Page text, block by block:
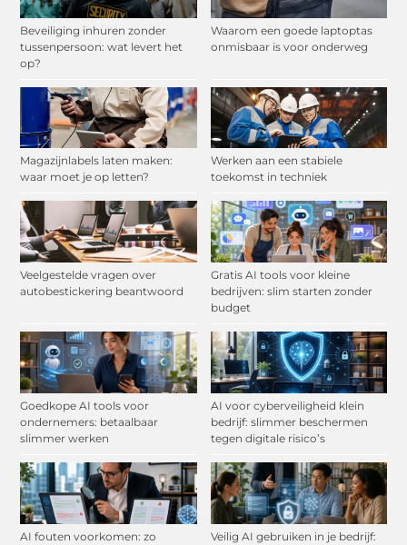
Beveiliging inhuren zonder
tussenpersoon: wat levert het
op?
Waarom een goede laptoptas
onmisbaar is voor onderweg
Magazijnlabels laten maken:
waar moet je op letten?
Werken aan een stabiele
toekomst in techniek
Veelgestelde vragen over
autobestickering beantwoord
Gratis AI tools voor kleine
bedrijven: slim starten zonder
budget
Goedkope AI tools voor
ondernemers: betaalbaar
slimmer werken
AI voor cyberveiligheid klein
bedrijf: slimmer beschermen
tegen digitale risico’s
AI fouten voorkomen: zo
Veilig AI gebruiken in je bedrijf: